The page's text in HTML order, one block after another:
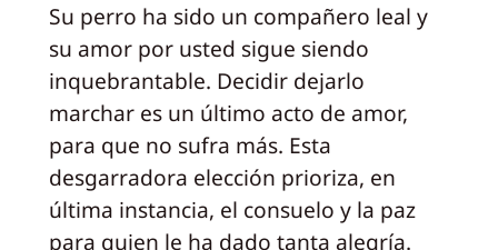
Su perro ha sido un compañero leal y
su amor por usted sigue siendo
inquebrantable. Decidir dejarlo
marchar es un último acto de amor,
para que no sufra más. Esta
desgarradora elección prioriza, en
última instancia, el consuelo y la paz
para quien le ha dado tanta alegría.